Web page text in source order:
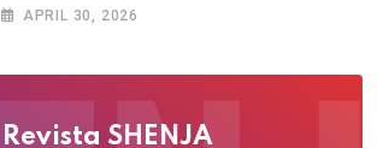
APRIL 30, 2026
Revista SHENJA